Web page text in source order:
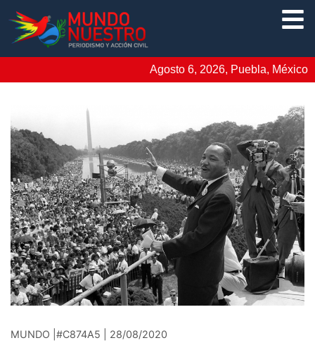
Agosto 6, 2026, Puebla, México
MUNDO |#C874A5 | 28/08/2020